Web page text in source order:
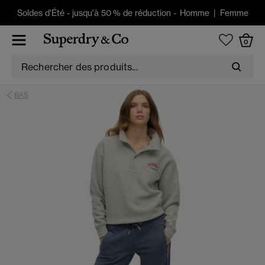
Soldes d'Été -jusqu'à 50 % de réduction - Homme| Femme
0
BAS